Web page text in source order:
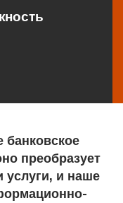
преобразует
услуги, и наше